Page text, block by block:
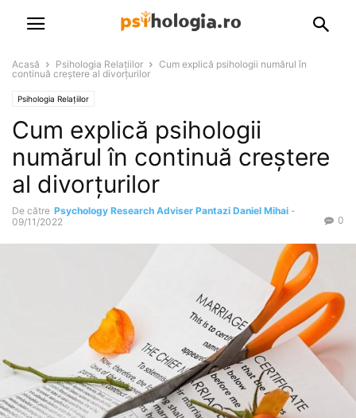
Acasă Psihologia Relațiilor
Cum explică psihologii numărul în
continuă creştere al divorţurilor
Psihologia Relațiilor
Cum explică psihologii
numărul în continuă creştere
al divorţurilor
De către Psychology Research Adviser Pantazi Daniel Mihai -
09/11/2022
0